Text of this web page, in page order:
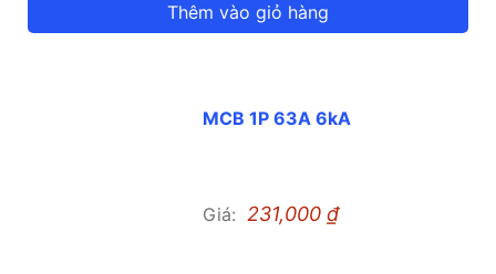
Thêm vào giỏ hàng
MCB 1P 63A 6kA
Giá: 231,000₫